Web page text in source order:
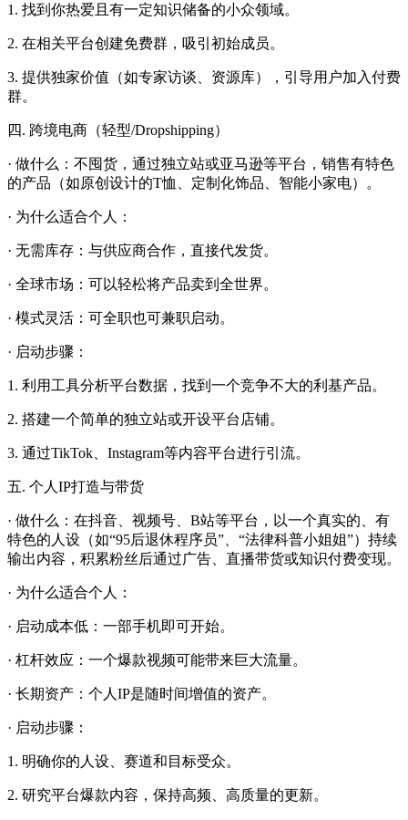
1. 找到你热爱且有一定知识储备的小众领域。
2. 在相关平台创建免费群，吸引初始成员。
3. 提供独家价值（如专家访谈、资源库），引导用户加入付费
群。
四. 跨境电商（轻型/Dropshipping）
· 做什么：不囤货，通过独立站或亚马逊等平台，销售有特色
的产品（如原创设计的T恤、定制化饰品、智能小家电）。
· 为什么适合个人：
· 无需库存：与供应商合作，直接代发货。
· 全球市场：可以轻松将产品卖到全世界。
· 模式灵活：可全职也可兼职启动。
· 启动步骤：
1. 利用工具分析平台数据，找到一个竞争不大的利基产品。
2. 搭建一个简单的独立站或开设平台店铺。
3. 通过TikTok、Instagram等内容平台进行引流。
五. 个人IP打造与带货
· 做什么：在抖音、视频号、B站等平台，以一个真实的、有
特色的人设（如“95后退休程序员”、“法律科普小姐姐”）持续
输出内容，积累粉丝后通过广告、直播带货或知识付费变现。
· 为什么适合个人：
· 启动成本低：一部手机即可开始。
· 杠杆效应：一个爆款视频可能带来巨大流量。
· 长期资产：个人IP是随时间增值的资产。
· 启动步骤：
1. 明确你的人设、赛道和目标受众。
2. 研究平台爆款内容，保持高频、高质量的更新。